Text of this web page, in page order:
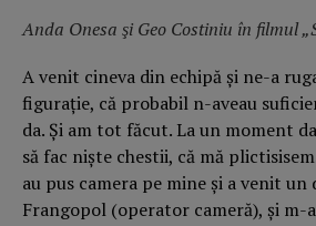
Anda Onesa şi Geo Costiniu în filmul
A venit cineva din echipă și ne-a
figurație, că probabil n-aveau
da. Și am tot făcut. La un moment
să fac niște chestii, că mă
au pus camera pe mine și a venit un
Frangopol (operator cameră), și m-